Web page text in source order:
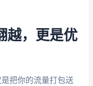
越，更是优
把你的流量打包送